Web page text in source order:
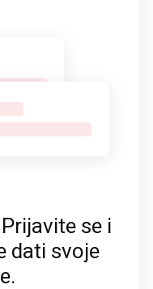
se i
dati svoje